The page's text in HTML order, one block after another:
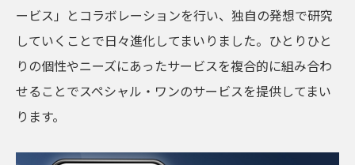
ービス」とコラボレーションを行い、独自の発想で研究
していくことで日々進化してまいりました。ひとりひと
りの個性やニーズにあったサービスを複合的に組み合わ
せることでスペシャル・ワンのサービスを提供してまい
ります。